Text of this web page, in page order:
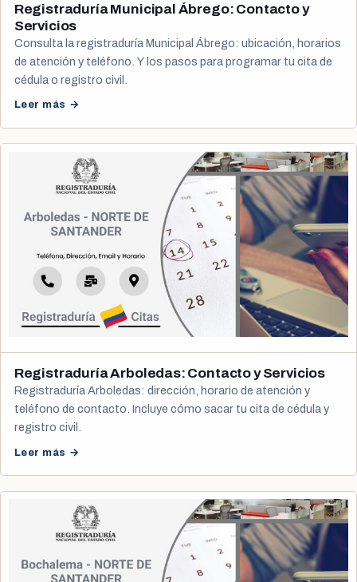
Registraduría Municipal Ábrego: Contacto y
Servicios
Consulta la registraduría Municipal Ábrego: ubicación, horarios
de atención y teléfono. Y los pasos para programar tu cita de
cédula o registro civil.
Leer más →
Registraduría Arboledas: Contacto y Servicios
Registraduría Arboledas: dirección, horario de atención y
teléfono de contacto. Incluye cómo sacar tu cita de cédula y
registro civil.
Leer más →